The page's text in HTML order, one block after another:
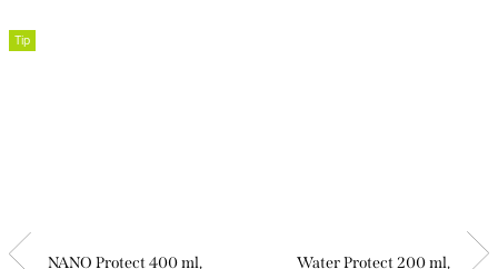
Tip
NANO Protect 400 ml, Water Protect 200 ml,